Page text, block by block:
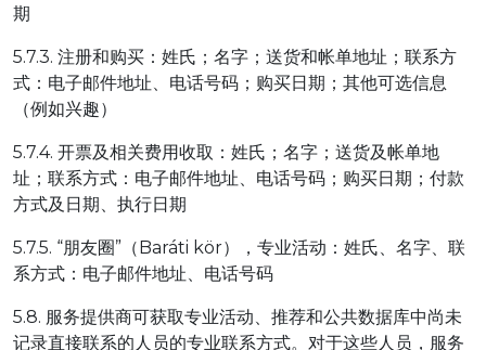
期
5.7.3. 注册和购买：姓氏；名字；送货和帐单地址；联系方
式：电子邮件地址、电话号码；购买日期；其他可选信息
（例如兴趣）
5.7.4. 开票及相关费用收取：姓氏；名字；送货及帐单地
址；联系方式：电子邮件地址、电话号码；购买日期；付款
方式及日期、执行日期
5.7.5. “朋友圈”（Baráti kör），专业活动：姓氏、名字、联
系方式：电子邮件地址、电话号码
5.8. 服务提供商可获取专业活动、推荐和公共数据库中尚未
记录直接联系的人员的专业联系方式。对于这些人员，服务